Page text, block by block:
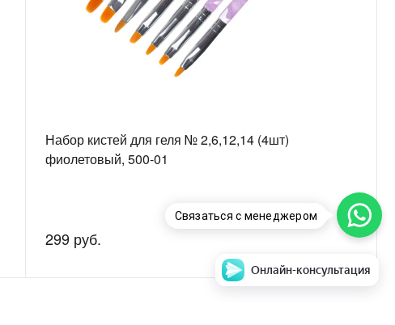
Набор кистей для геля № 2,6,12,14 (4шт)
фиолетовый, 500-01
299 руб.
Связаться с менеджером
Онлайн-консультация